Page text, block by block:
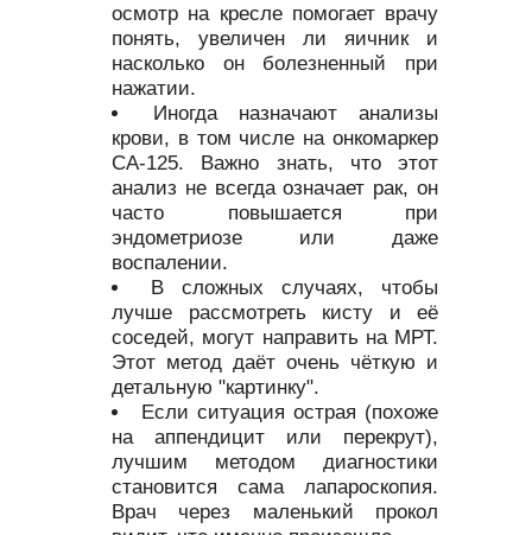
осмотр на кресле помогает врачу
понять, увеличен ли яичник и
насколько он болезненный при
нажатии.
Иногда назначают анализы
крови, в том числе на онкомаркер
CA-125. Важно знать, что этот
анализ не всегда означает рак, он
часто повышается при
эндометриозе или даже
воспалении.
В сложных случаях, чтобы
лучше рассмотреть кисту и её
соседей, могут направить на МРТ.
Этот метод даёт очень чёткую и
детальную "картинку".
Если ситуация острая (похоже
на аппендицит или перекрут),
лучшим методом диагностики
становится сама лапароскопия.
Врач через маленький прокол